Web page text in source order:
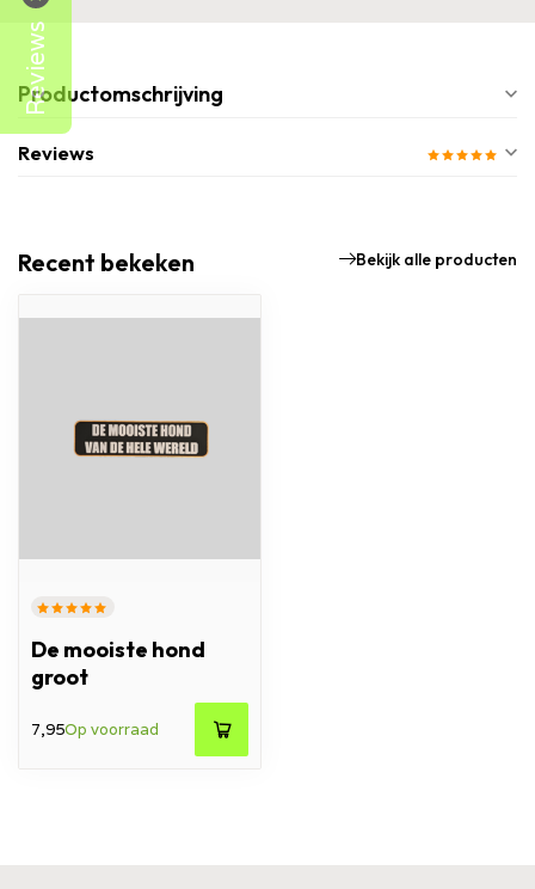
Productomschrijving
Reviews
Recent bekeken Bekijk alle producten
De mooiste hond
groot
7,95Op voorraad
Reviews